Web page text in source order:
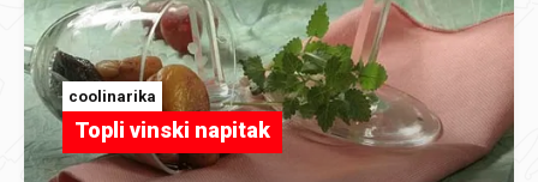
coolinarika
Topli vinski napitak